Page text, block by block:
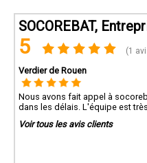
SOCOREBAT,
5 (1
Verdier de Rouen
Nous avons fait appel à
dans les délais. L'équipe est
Voir tous les avis clients